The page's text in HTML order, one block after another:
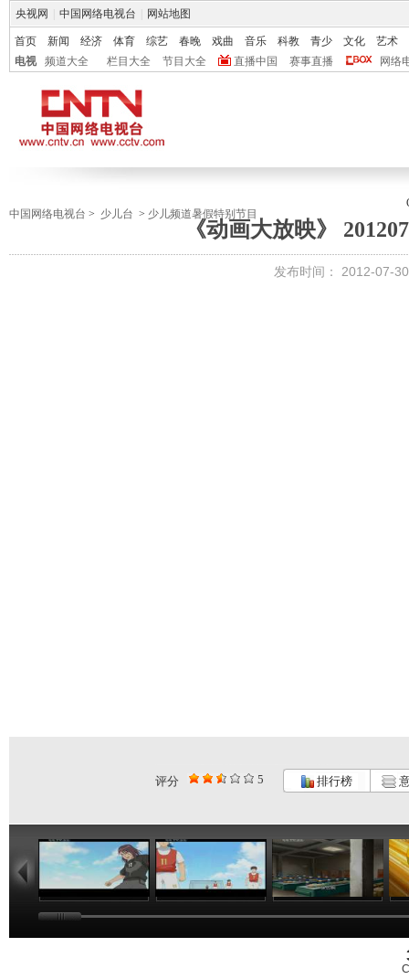
央视网 中国网络电视台 网站地图
首页 新闻 经济 体育 综艺 春晚 戏曲 音乐 科教 青少 文化
艺术
电视
频道大全 栏目大全 节目大全 直播中国 赛事直播 网络
中国网络电视台 > 少儿台 > 少儿频道暑假特别节目
《动画大放映》
发布时间： 2012-07-
评分 5 排行榜
23:00
《超智能足...
22:01
《海宝来了...
08:36